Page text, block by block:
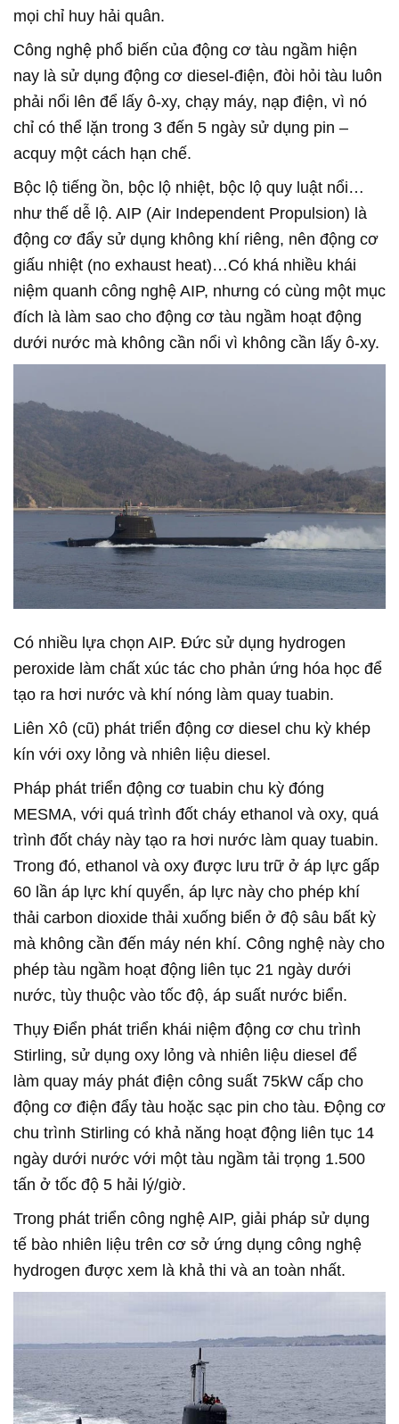
mọi chỉ huy hải quân.
Công nghệ phổ biến của động cơ tàu ngầm hiện
nay là sử dụng động cơ diesel-điện, đòi hỏi tàu luôn
phải nổi lên để lấy ô-xy, chạy máy, nạp điện, vì nó
chỉ có thể lặn trong 3 đến 5 ngày sử dụng pin –
acquy một cách hạn chế.
Bộc lộ tiếng ồn, bộc lộ nhiệt, bộc lộ quy luật nổi…
như thế dễ lộ. AIP (Air Independent Propulsion) là
động cơ đẩy sử dụng không khí riêng, nên động cơ
giấu nhiệt (no exhaust heat)…Có khá nhiều khái
niệm quanh công nghệ AIP, nhưng có cùng một mục
đích là làm sao cho động cơ tàu ngầm hoạt động
dưới nước mà không cần nổi vì không cần lấy ô-xy.
Có nhiều lựa chọn AIP. Đức sử dụng hydrogen
peroxide làm chất xúc tác cho phản ứng hóa học để
tạo ra hơi nước và khí nóng làm quay tuabin.
Liên Xô (cũ) phát triển động cơ diesel chu kỳ khép
kín với oxy lỏng và nhiên liệu diesel.
Pháp phát triển động cơ tuabin chu kỳ đóng
MESMA, với quá trình đốt cháy ethanol và oxy, quá
trình đốt cháy này tạo ra hơi nước làm quay tuabin.
Trong đó, ethanol và oxy được lưu trữ ở áp lực gấp
60 lần áp lực khí quyển, áp lực này cho phép khí
thải carbon dioxide thải xuống biển ở độ sâu bất kỳ
mà không cần đến máy nén khí. Công nghệ này cho
phép tàu ngầm hoạt động liên tục 21 ngày dưới
nước, tùy thuộc vào tốc độ, áp suất nước biển.
Thụy Điển phát triển khái niệm động cơ chu trình
Stirling, sử dụng oxy lỏng và nhiên liệu diesel để
làm quay máy phát điện công suất 75kW cấp cho
động cơ điện đẩy tàu hoặc sạc pin cho tàu. Động cơ
chu trình Stirling có khả năng hoạt động liên tục 14
ngày dưới nước với một tàu ngầm tải trọng 1.500
tấn ở tốc độ 5 hải lý/giờ.
Trong phát triển công nghệ AIP, giải pháp sử dụng
tế bào nhiên liệu trên cơ sở ứng dụng công nghệ
hydrogen được xem là khả thi và an toàn nhất.